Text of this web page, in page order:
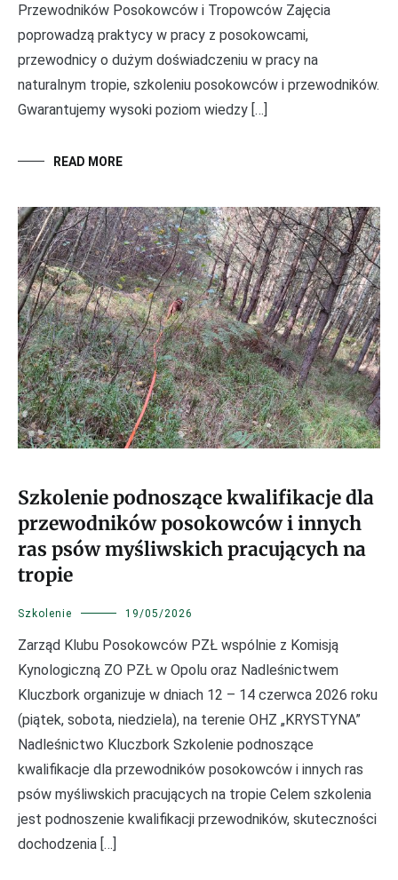
Przewodników Posokowców i Tropowców Zajęcia
poprowadzą praktycy w pracy z posokowcami,
przewodnicy o dużym doświadczeniu w pracy na
naturalnym tropie, szkoleniu posokowców i przewodników.
Gwarantujemy wysoki poziom wiedzy […]
READ MORE
Szkolenie podnoszące kwalifikacje dla
przewodników posokowców i innych
ras psów myśliwskich pracujących na
tropie
Szkolenie 19/05/2026
Zarząd Klubu Posokowców PZŁ wspólnie z Komisją
Kynologiczną ZO PZŁ w Opolu oraz Nadleśnictwem
Kluczbork organizuje w dniach 12 – 14 czerwca 2026 roku
(piątek, sobota, niedziela), na terenie OHZ „KRYSTYNA”
Nadleśnictwo Kluczbork Szkolenie podnoszące
kwalifikacje dla przewodników posokowców i innych ras
psów myśliwskich pracujących na tropie Celem szkolenia
jest podnoszenie kwalifikacji przewodników, skuteczności
dochodzenia […]